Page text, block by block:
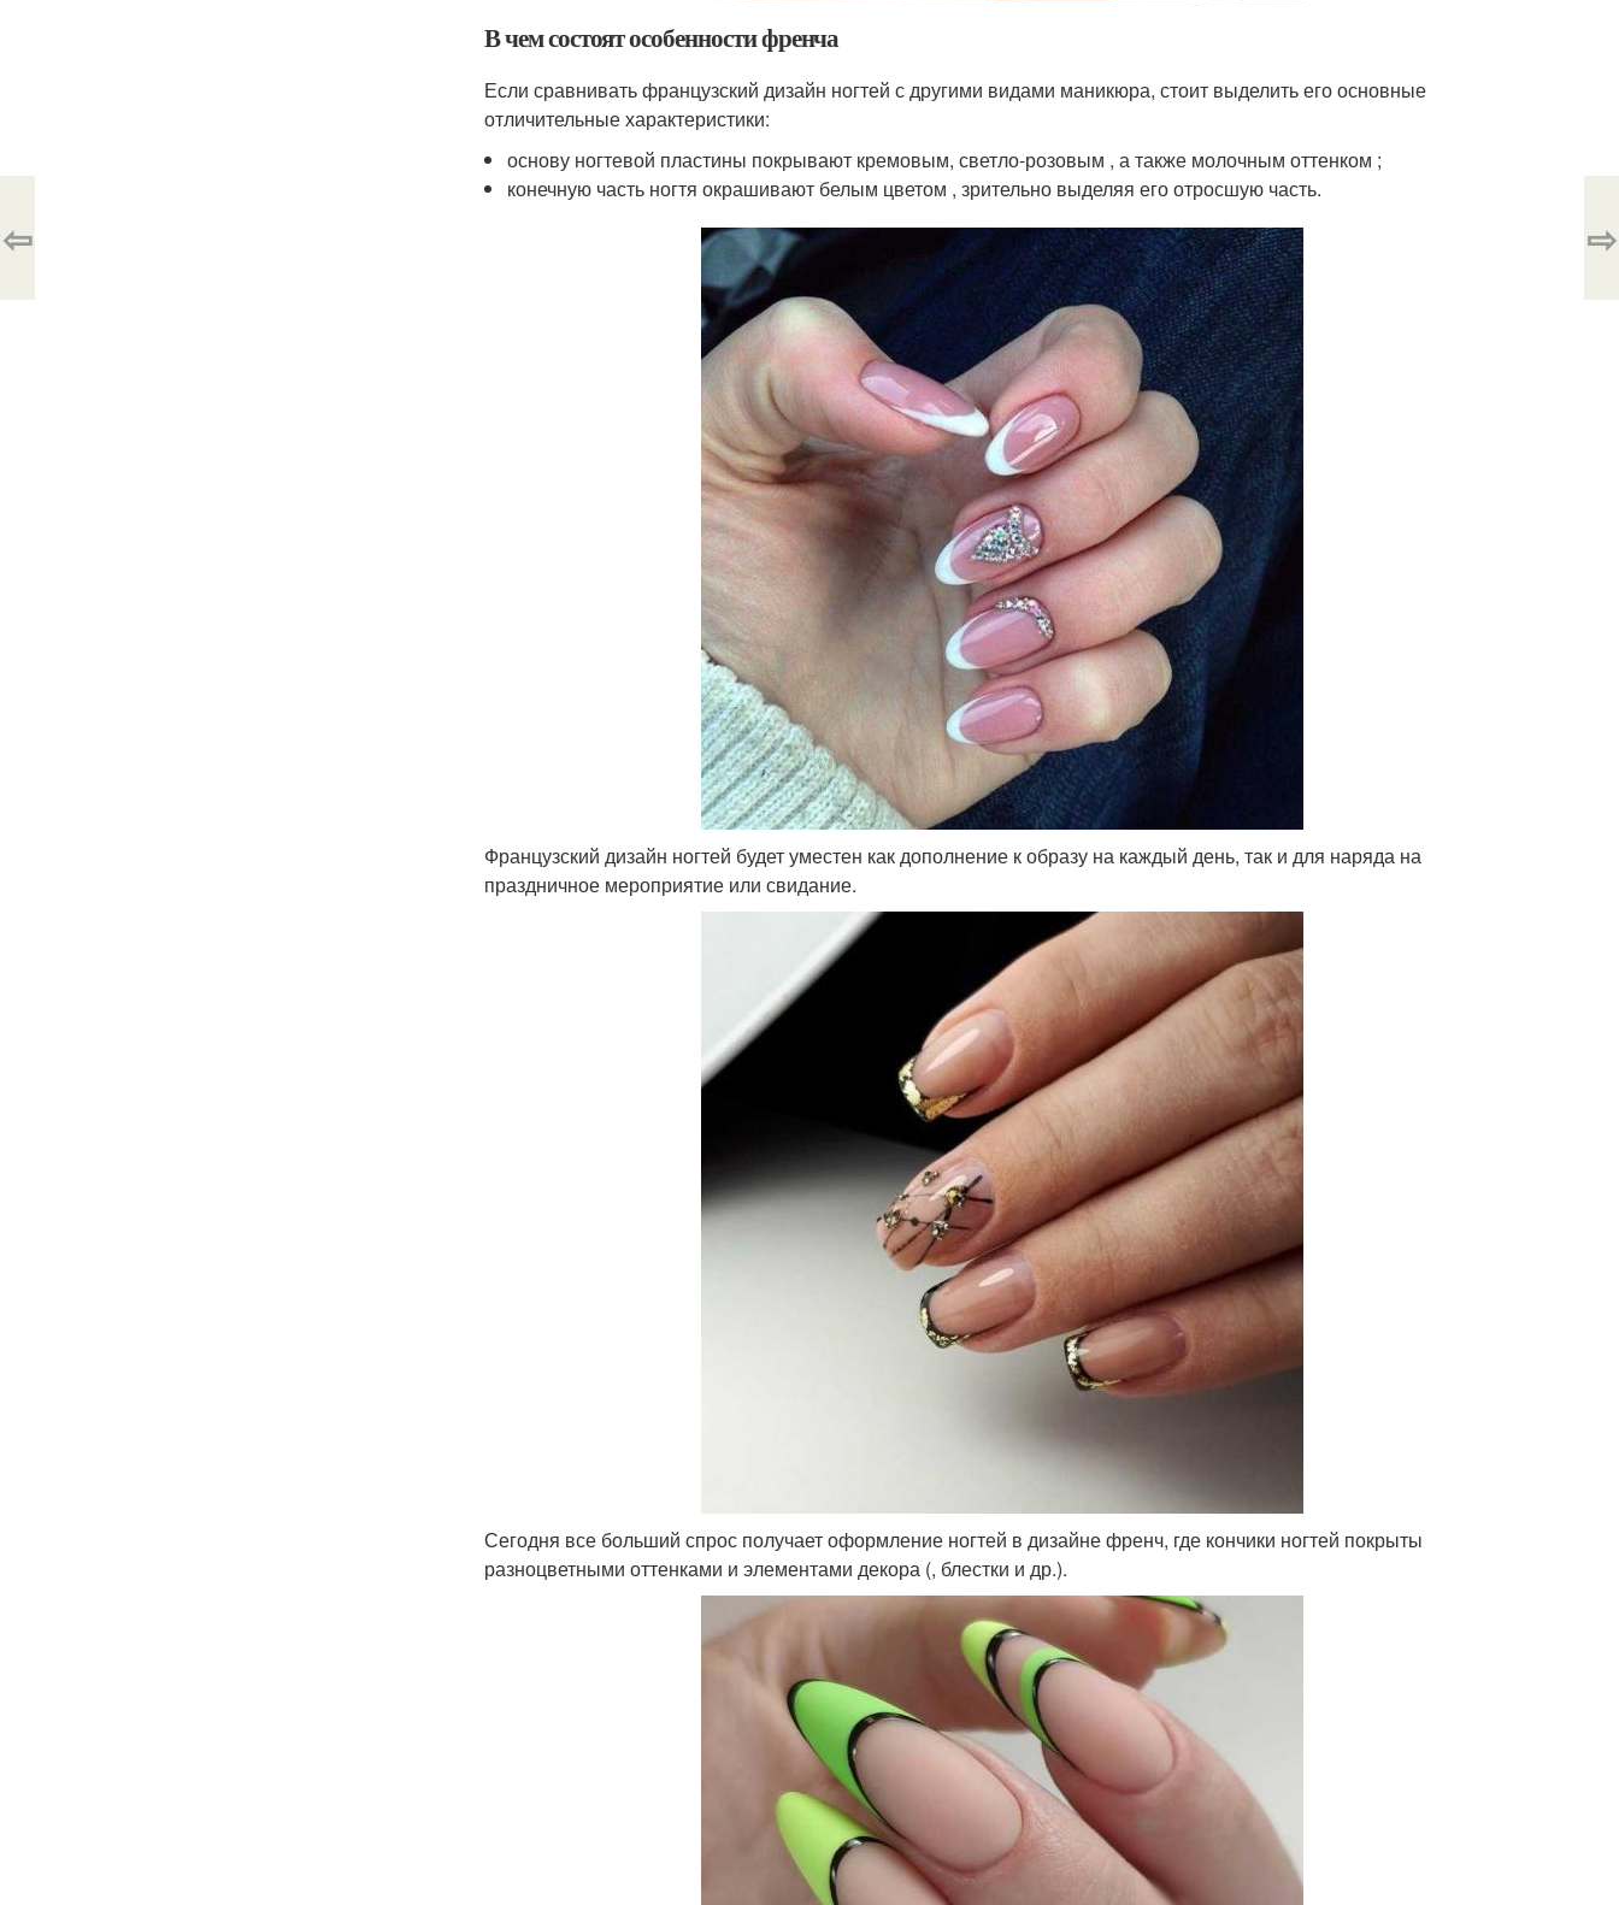
В чем состоят особенности френча
Если сравнивать французский дизайн ногтей с другими видами маникюра, стоит выделить его основные
отличительные характеристики:
основу ногтевой пластины покрывают кремовым, светло-розовым , а также молочным оттенком ;
конечную часть ногтя окрашивают белым цветом , зрительно выделяя его отросшую часть.
Французский дизайн ногтей будет уместен как дополнение к образу на каждый день, так и для наряда на
праздничное мероприятие или свидание.
Сегодня все больший спрос получает оформление ногтей в дизайне френч, где кончики ногтей покрыты
разноцветными оттенками и элементами декора (, блестки и др.).
⇦ ⇨